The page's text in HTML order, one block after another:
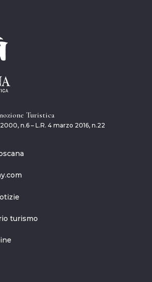
Turistica
n.6 – L.R. 4 marzo 2016, n.22
turismo